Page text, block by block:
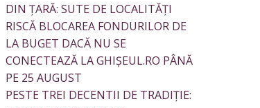
DIN ȚARĂ: SUTE DE LOCALITĂȚI
RISCĂ BLOCAREA FONDURILOR DE
LA BUGET DACĂ NU SE
CONECTEAZĂ LA GHIȘEUL.RO PÂNĂ
PE 25 AUGUST
PESTE TREI DECENTII DE TRADIȚIE: